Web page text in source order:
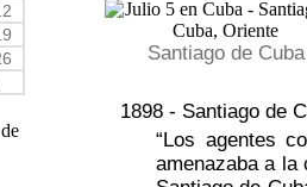
Santiago de Cuba
1898 - Santiago de
“Los agentes
amenazaba a la